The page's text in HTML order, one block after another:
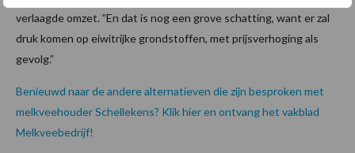
verlaagde omzet. ”En dat is nog een grove schatting, want er zal
druk komen op eiwitrijke grondstoffen, met prijsverhoging als
gevolg.”
Benieuwd naar de andere alternatieven die zijn besproken met
melkveehouder Schellekens? Klik hier en ontvang het vakblad
Melkveebedrijf!